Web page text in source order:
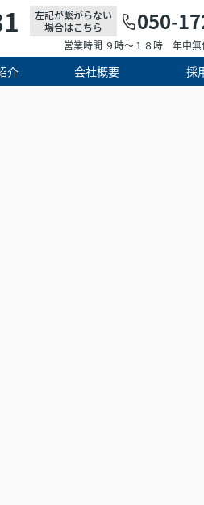
左記が繋がらない
場合はこちら
050-
営業時間 ９時～１８時 年中無
介 会社概要 採